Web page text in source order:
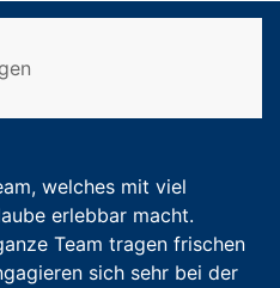
welches mit viel
erlebbar macht.
Team tragen frischen
sich sehr bei der